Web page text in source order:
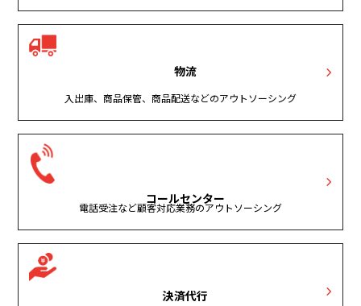
物流
入出庫、商品保管、商品配送などのアウトソーシング
コールセンター
電話受注など顧客対応業務のアウトソーシング
決済代行